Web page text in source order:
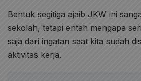
Bentuk segitiga ajaib JKW ini
sekolah, tetapi entah mengapa
saja dari ingatan saat kita sudah
aktivitas kerja.